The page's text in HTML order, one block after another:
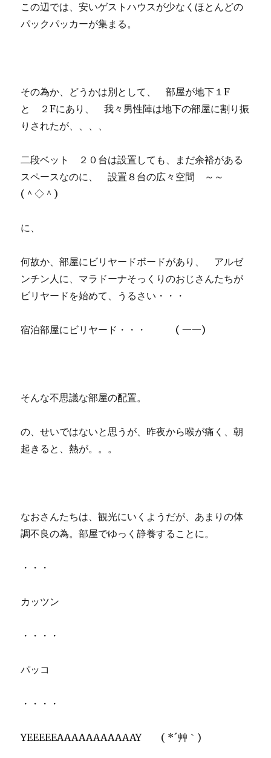
この辺では、安いゲストハウスが少なくほとんどの
パックパッカーが集まる。
その為か、どうかは別として、 部屋が地下１F
と ２Fにあり、 我々男性陣は地下の部屋に割り振
りされたが、、、、
二段ベット ２０台は設置しても、まだ余裕がある
スペースなのに、 設置８台の広々空間 ～～
(＾◇＾)
に、
何故か、部屋にビリヤードボードがあり、 アルゼ
ンチン人に、マラドーナそっくりのおじさんたちが
ビリヤードを始めて、うるさい・・・
宿泊部屋にビリヤード・・・ ( 一一)
そんな不思議な部屋の配置。
の、せいではないと思うが、昨夜から喉が痛く、朝
起きると、熱が。。。
なおさんたちは、観光にいくようだが、あまりの体
調不良の為。部屋でゆっく静養することに。
・・・
カッツン
・・・・
パッコ
・・・・
YEEEEEAAAAAAAAAAAY ( *´艸｀)